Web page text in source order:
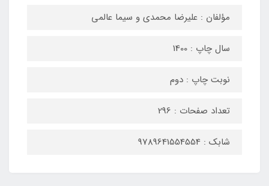
مؤلفان : علیرضا محمدی و سیما عالمی
سال چاپ : 1400
نوبت چاپ : دوم
تعداد صفحات : 296
شابک : 9789641554554